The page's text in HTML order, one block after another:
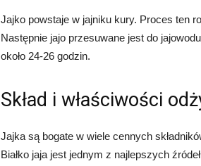
Jajko powstaje w jajniku kury. Proces ten
Następnie jajo przesuwane jest do
około 24-26 godzin.
Skład i właściwości
Jajka są bogate w wiele cennych
Białko jaja jest jednym z najlepszych